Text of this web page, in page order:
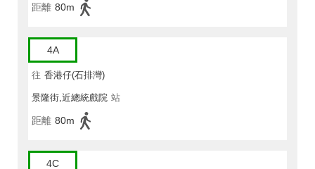
距離 80m
4A
往 香港仔(石排灣)
景隆街,近總統戲院 站
距離 80m
4C